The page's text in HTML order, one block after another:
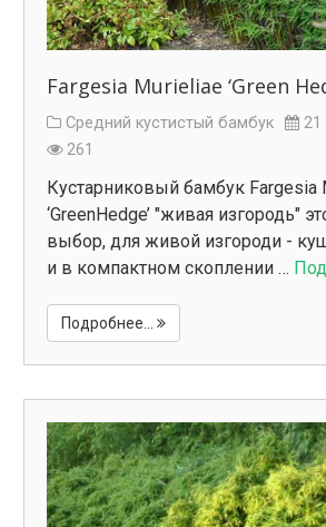
Fargesia Murieliae ‘Green
Средний кустистый бамбук
21
261
Кустарниковый бамбук Fargesia
‘GreenHedge’ "живая изгородь"
выбор, для живой изгороди - кущ
и в компактном скоплении …
Подробнее...